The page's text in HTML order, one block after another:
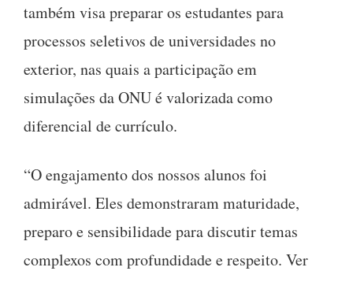
também visa preparar os estudantes para
processos seletivos de universidades no
exterior, nas quais a participação em
simulações da ONU é valorizada como
diferencial de currículo.
“O engajamento dos nossos alunos foi
admirável. Eles demonstraram maturidade,
preparo e sensibilidade para discutir temas
complexos com profundidade e respeito. Ver